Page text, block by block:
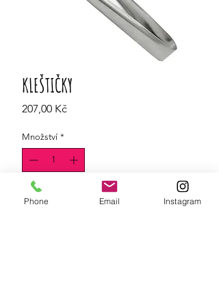
KLEŠTIČKY
207,00 KčCena
Množství *
Do košíku
Phone Email Instagram